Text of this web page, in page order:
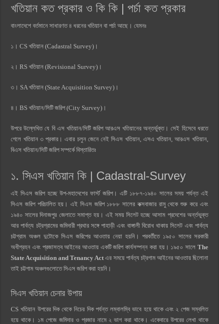
খতিয়ান কত প্রকার ও কি কি | পর্চা কত প্রকার
বাংলাদেশে বর্তমানে সাধারণত ৪ ধরনের খতিয়ান বা পর্চা আছে। যেমনঃ
১। CS খতিয়ান (Cadastral Survey)।
২। RS খতিয়ান (Revisional Survey)।
৩। SA খতিয়ান (State Acquisition Survey)।
৪। BS খতিয়ান/সিটি জরিপ (City Survey)।
উপরে উল্লেখিত যে বি এস খতিয়ান/সিটি জরিপ আরএস খতিয়ানের অন্তর্ভুক্ত। সেই হিসেবে ধরতে
গেলে খতিয়ান ৩ প্রকার। এবার চলুন জেনে নেই সিএস খতিয়ান, এসএ খতিয়ান, আরএস খতিয়ান,
বিএস খতিয়ান/সিটি জরিপ সম্পর্কে বিস্তারিতঃ
১. সিএস খতিয়ান কি | Cadastral-Survey
এই সিএস জরিপ হচ্ছে উপ-মহাদেশের ফার্স্ট জরিপ। এটি ১৮৮৭-১৯৪০ সালের সময় পর্যন্ত এই
সিএস জরিপ পরিচালিত হয়। এই সিএস জরিপ ১৮৮৮ সালের কক্সবাজার রামু থেকে শুরু করে এবং
১৯৪০ সালের দিনাজপুর জেলাতে সমাপ্ত হয়। এই সময় সিলেট হচ্ছে আসাম প্রদেশের অর্ন্তভুক্ত
আর পার্বত্য চট্রগ্রামের জমিদারী প্রথার সঙ্গে পাহাড়ী এবং বাঙ্গালী বিরোধ থাকায় সিলেট এবং পার্বত্য
চট্টগ্রাম অঞ্চল দুটোকে সিএস জরিপের আওতায় নেয়া হয়নি। পরবর্তীতে ১৯৫০ সালের সরকারী
অধীগ্রহন এবং প্রজাসত্ব আইনের আওতায় একটি জরিপ কার্যসম্পন্ন করা হয়। ১৯৫০ সালে The
State Acquisition and Tenancy Act এর সময়ে পার্বত্য চট্রগাম আইনের আওতায় ছিলোনা
তাই চট্টগাম অঞ্চলগুলোতে সিএস জরিপ করা হয়নি।
সিএস খতিয়ান চেনার উপায়
CS খতিয়ান উপরের দিক থেকে নিচের দিক পর্যন্ত লম্বালম্বি ভাবে হয়ে থাকে এবং ২ পেজ সম্বলিত
হয়ে থাকে। ১ম পেজে জমিদার ও প্রজার নামে ২ ভাগ করা থাকে। একেবারে উপরের লেখা থাকে